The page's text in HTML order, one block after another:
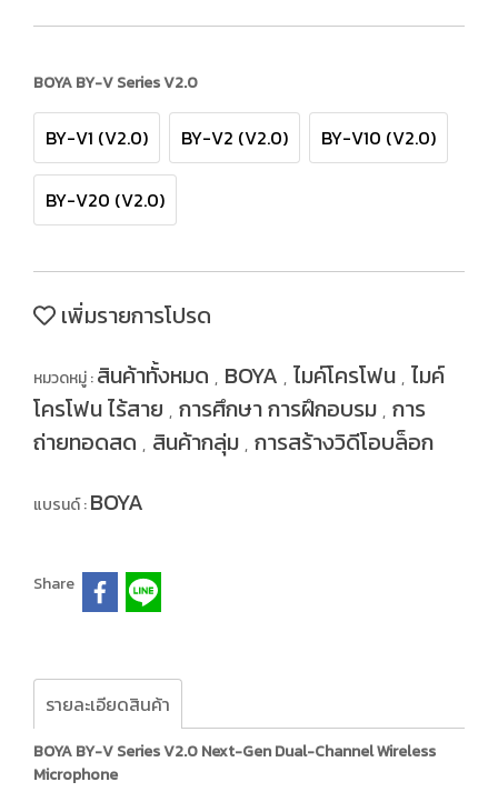
BOYA BY-V Series V2.0
BY-V1 (V2.0) BY-V2 (V2.0) BY-V10 (V2.0)
BY-V20 (V2.0)
เพิ่มรายการโปรด
หมวดหมู่ :สินค้าทั้งหมด , BOYA , ไมค์โครโฟน , ไมค์
โครโฟน ไร้สาย , การศึกษา การฝึกอบรม , การ
ถ่ายทอดสด , สินค้ากลุ่ม , การสร้างวิดีโอบล็อก
แบรนด์ :BOYA
Share
รายละเอียดสินค้า
BOYA BY-V Series V2.0 Next-Gen Dual-Channel Wireless
Microphone